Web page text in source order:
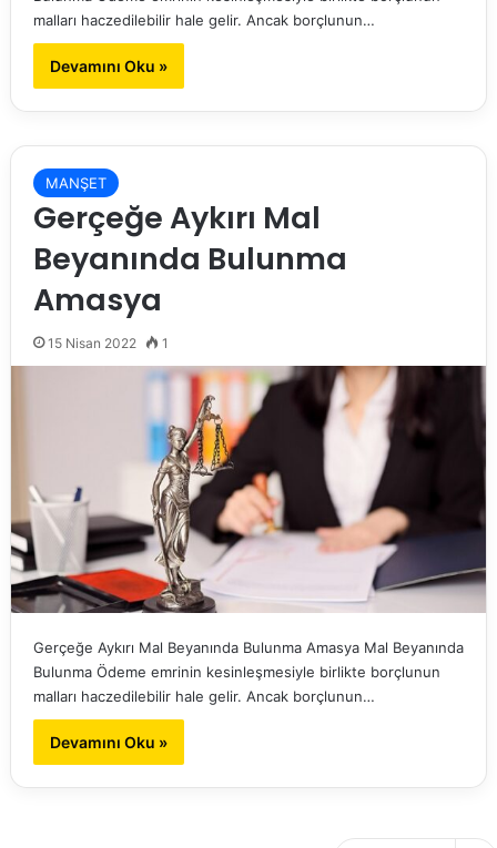
malları haczedilebilir hale gelir. Ancak borçlunun…
Devamını Oku »
MANŞET
Gerçeğe Aykırı Mal
Beyanında Bulunma
Amasya
15 Nisan 2022 1
Gerçeğe Aykırı Mal Beyanında Bulunma Amasya Mal Beyanında
Bulunma Ödeme emrinin kesinleşmesiyle birlikte borçlunun
malları haczedilebilir hale gelir. Ancak borçlunun…
Devamını Oku »